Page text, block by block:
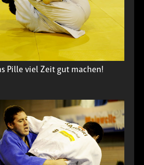
Pille viel Zeit gut machen!